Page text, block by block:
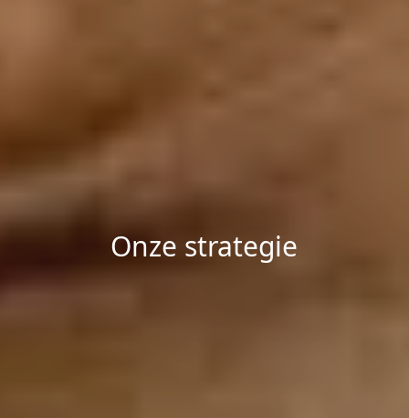
Onze strategie